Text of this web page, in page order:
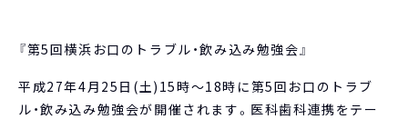
『第5回横浜お口のトラブル・飲み込み勉強会』
平成27年4月25日(土)15時～18時に第5回お口のトラブ
ル・飲み込み勉強会が開催されます。医科歯科連携をテー